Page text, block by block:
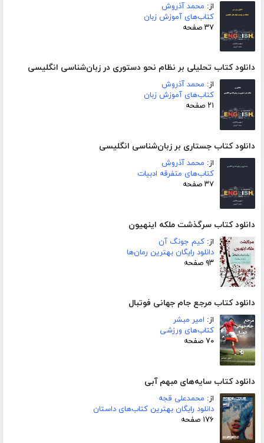
از: محمد آذروش
کتاب‌های آموزش زبان
۳۷ صفحه
دانلود کتاب تحلیلی بر نظام نحو دستوری در زبان‌شناسی انگلیسی
از: محمد آذروش
کتاب‌های آموزش زبان
۲۱ صفحه
دانلود کتاب جستاری بر زبان‌شناسی انگلیسی
از: محمد آذروش
کتاب‌های متفرقه ادبیات
۳۷ صفحه
دانلود کتاب سرگذشت ملکه اینهیون
از: کیم جونگ آن
دانلود رایگان بهترین رمان‌ها
۹۳ صفحه
دانلود کتاب مرجع جام جهانی فوتبال
از: امیر مبشر
کتاب‌های ورزشی
۷۰ صفحه
دانلود کتاب سایه‌های مبهم آبی
از: محمدعلی قجه
دانلود رایگان بهترین کتاب‌های داستان
۱۷۶ صفحه